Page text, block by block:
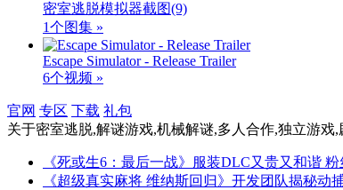
密室逃脱模拟器截图(9)
1个图集 »
Escape Simulator - Release Trailer
6个视频 »
官网 专区 下载 礼包
关于密室逃脱,解谜游戏,机械解谜,多人合作,独立游
《死或生6：最后一战》服装DLC又贵又和谐
《超级真实麻将 维纳斯回归》开发团队揭秘动